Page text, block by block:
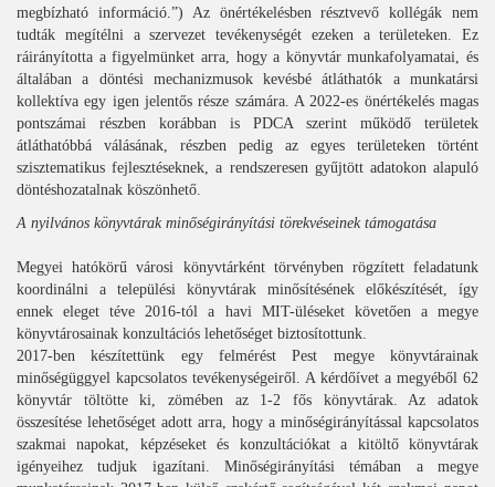
megbízható információ.”) Az önértékelésben résztvevő kollégák nem
tudták megítélni a szervezet tevékenységét ezeken a területeken. Ez
ráirányította a figyelmünket arra, hogy a könyvtár munkafolyamatai, és
általában a döntési mechanizmusok kevésbé átláthatók a munkatársi
kollektíva egy igen jelentős része számára. A 2022-es önértékelés magas
pontszámai részben korábban is PDCA szerint működő területek
átláthatóbbá válásának, részben pedig az egyes területeken történt
szisztematikus fejlesztéseknek, a rendszeresen gyűjtött adatokon alapuló
döntéshozatalnak köszönhető.
A nyilvános könyvtárak minőségirányítási törekvéseinek támogatása
Megyei hatókörű városi könyvtárként törvényben rögzített feladatunk
koordinálni a települési könyvtárak minősítésének előkészítését, így
ennek eleget téve 2016-tól a havi MIT-üléseket követően a megye
könyvtárosainak konzultációs lehetőséget biztosítottunk.
2017-ben készítettünk egy felmérést Pest megye könyvtárainak
minőségüggyel kapcsolatos tevékenységeiről. A kérdőívet a megyéből 62
könyvtár töltötte ki, zömében az 1-2 fős könyvtárak. Az adatok
összesítése lehetőséget adott arra, hogy a minőségirányítással kapcsolatos
szakmai napokat, képzéseket és konzultációkat a kitöltő könyvtárak
igényeihez tudjuk igazítani. Minőségirányítási témában a megye